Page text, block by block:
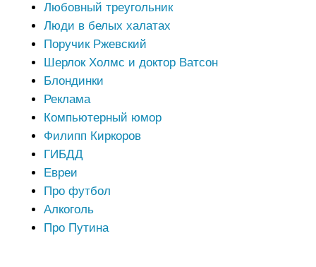
Любовный треугольник
Люди в белых халатах
Поручик Ржевский
Шерлок Холмс и доктор Ватсон
Блондинки
Реклама
Компьютерный юмор
Филипп Киркоров
ГИБДД
Евреи
Про футбол
Алкоголь
Про Путина